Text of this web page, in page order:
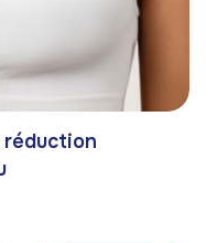
réduction